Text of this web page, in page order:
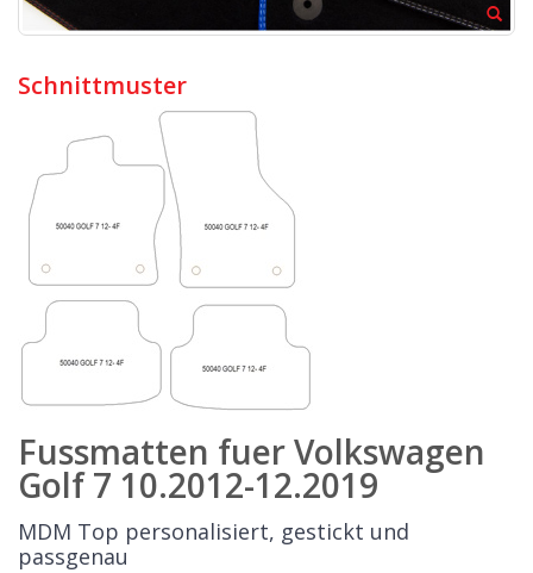
Schnittmuster
Fussmatten fuer Volkswagen
Golf 7 10.2012-12.2019
MDM Top personalisiert, gestickt und
passgenau